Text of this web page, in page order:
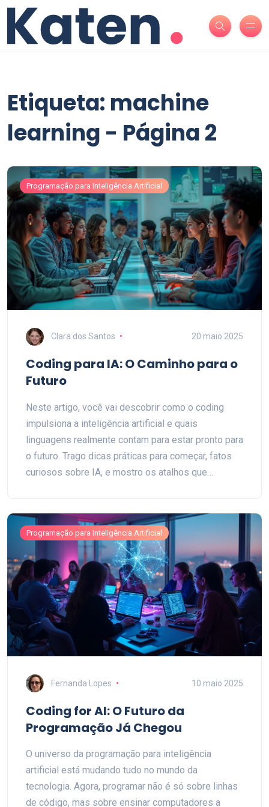
Etiqueta: machine
learning - Página 2
Programação para Inteligência Artificial
Clara dos Santos 20 maio 2025
Coding para IA: O Caminho para o
Futuro
Neste artigo, você vai descobrir como o coding
impulsiona a inteligência artificial e quais
linguagens realmente contam para estar pronto para
o futuro. Trago dicas práticas para começar, fatos
curiosos sobre IA, e mostro os atalhos que
onde seguir. Vamos direto ao ponto, mostrando
como você pode entrar nessa área e se destacar.
Nada de enrolação ou termos complicados.
Programação para Inteligência Artificial
Fernanda Lopes 10 maio 2025
Coding for AI: O Futuro da
Programação Já Chegou
O universo da programação para inteligência
artificial está mudando tudo no mundo da
tecnologia. Agora, programar não é só sobre linhas
de código, mas sobre ensinar computadores a